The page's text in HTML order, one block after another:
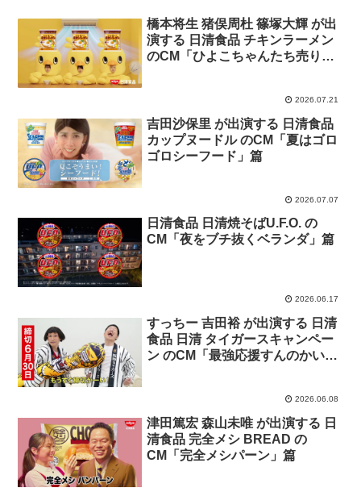
橋本将生 猪俣周杜 篠塚大輝 が出
演する 日清食品 チキンラーメン
のCM「ひよこちゃんたち売り
2026.07.21
吉田沙保里 が出演する 日清食品
カップヌードル のCM「夏はゴロ
ゴロシーフード」篇
2026.07.07
日清食品 日清焼そばU.F.O. の
CM「夜をブチ抜くベランダ」篇
2026.06.17
すっちー 吉田裕 が出演する 日清
食品 日清 タイガースキャンペー
ン のCM「最強応援すんのかい
2026.06.08
津田篤宏 森山未唯 が出演する 日
清食品 完全メシ BREAD の
CM「完全メシパーン」篇